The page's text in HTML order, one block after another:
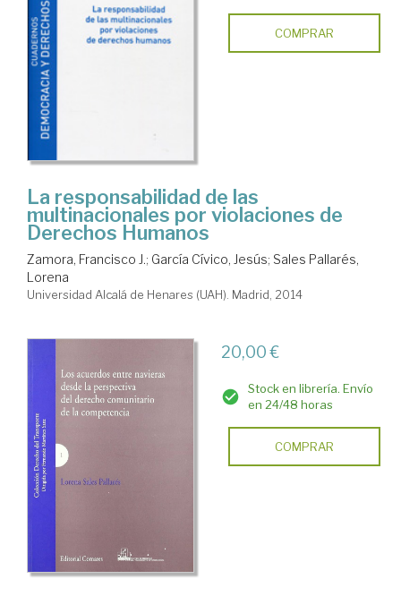
COMPRAR
La responsabilidad de las
multinacionales por violaciones de
Derechos Humanos
Zamora, Francisco J.; García Cívico, Jesús; Sales Pallarés,
Lorena
Universidad Alcalá de Henares (UAH). Madrid, 2014
20,00 €
Stock en librería. Envío
en 24/48 horas
COMPRAR